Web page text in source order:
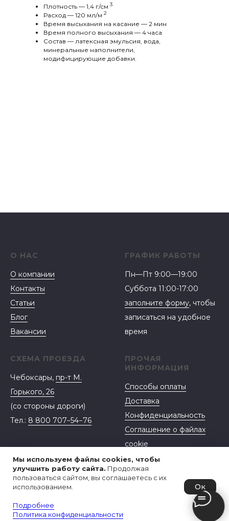
Плотность — 1,4 г/cм 3
Расход — 120 мл/м 2
Время высыхания на касание — 2 мин
Время полного высыхания — 4 часа
Состав — латексная эмульсия, вода,
минеральные наполнители,
модифицирующие добавки.
Мы используем файлы cookies, чтобы
улучшить работу сайта. Продолжая
пользоваться сайтом, вы соглашаетесь с их
использованием.
Подробнее
Политика конфиденциальности
Ок
О НАС
О компании
Контакты
Статьи
Блог
Вакансии
ГРАФИК РАБОТЫ
Пн—Пт 9:00—19:00
Суббота 11:00-17:00
заполните форму, чтобы
записаться на удобное
время
СХЕМА ПРОЕЗДА
Чебоксары, пр-т М.
Горького, 26
(со стороны дороги)
Тел.: 8 800 707−54−76
ПРОЧАЯ
ИНФОРМАЦИЯ
Способы оплаты
Доставка
Конфиденциальность
Соглашение о файлах
cookie
Договор-оферта